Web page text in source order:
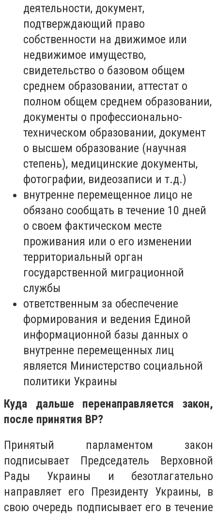
деятельности, документ,
подтверждающий право
собственности на движимое или
недвижимое имущество,
свидетельство о базовом общем
среднем образовании, аттестат о
полном общем среднем образовании,
документы о профессионально-
техническом образовании, документ
о высшем образование (научная
степень), медицинские документы,
фотографии, видеозаписи и т.д.)
внутренне перемещенное лицо не
обязано сообщать в течение 10 дней
о своем фактическом месте
проживания или о его изменении
территориальный орган
государственной миграционной
службы
ответственным за обеспечение
формирования и ведения Единой
информационной базы данных о
внутренне перемещенных лиц
является Министерство социальной
политики Украины
Куда дальше перенаправляется закон,
после принятия ВР?
Принятый парламентом закон
подписывает Председатель Верховной
Рады Украины и безотлагательно
направляет его Президенту Украины, в
свою очередь подписывает его в течение